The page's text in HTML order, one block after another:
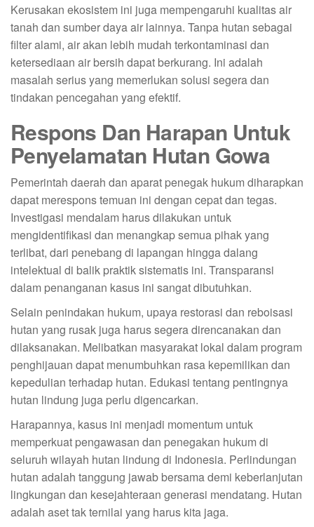
Kerusakan ekosistem ini juga mempengaruhi kualitas air
tanah dan sumber daya air lainnya. Tanpa hutan sebagai
filter alami, air akan lebih mudah terkontaminasi dan
ketersediaan air bersih dapat berkurang. Ini adalah
masalah serius yang memerlukan solusi segera dan
tindakan pencegahan yang efektif.
Respons Dan Harapan Untuk
Penyelamatan Hutan Gowa
Pemerintah daerah dan aparat penegak hukum diharapkan
dapat merespons temuan ini dengan cepat dan tegas.
Investigasi mendalam harus dilakukan untuk
mengidentifikasi dan menangkap semua pihak yang
terlibat, dari penebang di lapangan hingga dalang
intelektual di balik praktik sistematis ini. Transparansi
dalam penanganan kasus ini sangat dibutuhkan.
Selain penindakan hukum, upaya restorasi dan reboisasi
hutan yang rusak juga harus segera direncanakan dan
dilaksanakan. Melibatkan masyarakat lokal dalam program
penghijauan dapat menumbuhkan rasa kepemilikan dan
kepedulian terhadap hutan. Edukasi tentang pentingnya
hutan lindung juga perlu digencarkan.
Harapannya, kasus ini menjadi momentum untuk
memperkuat pengawasan dan penegakan hukum di
seluruh wilayah hutan lindung di Indonesia. Perlindungan
hutan adalah tanggung jawab bersama demi keberlanjutan
lingkungan dan kesejahteraan generasi mendatang. Hutan
adalah aset tak ternilai yang harus kita jaga.